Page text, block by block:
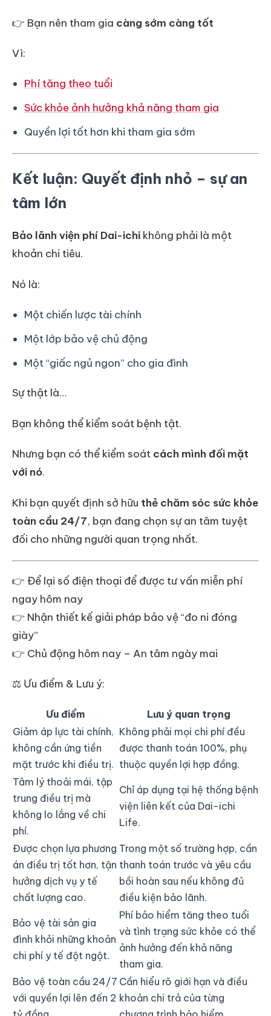
👉 Bạn nên tham gia càng sớm càng tốt
Vì:
Phí tăng theo tuổi
Sức khỏe ảnh hưởng khả năng tham gia
Quyền lợi tốt hơn khi tham gia sớm
Kết luận: Quyết định nhỏ – sự an
tâm lớn
Bảo lãnh viện phí Dai-ichi không phải là một
khoản chi tiêu.
Nó là:
Một chiến lược tài chính
Một lớp bảo vệ chủ động
Một “giấc ngủ ngon” cho gia đình
Sự thật là…
Bạn không thể kiểm soát bệnh tật.
Nhưng bạn có thể kiểm soát cách mình đối mặt
với nó.
Khi bạn quyết định sở hữu thẻ chăm sóc sức khỏe
toàn cầu 24/7, bạn đang chọn sự an tâm tuyệt
đối cho những người quan trọng nhất.
👉 Để lại số điện thoại để được tư vấn miễn phí
ngay hôm nay
👉 Nhận thiết kế giải pháp bảo vệ “đo ni đóng
giày”
👉 Chủ động hôm nay – An tâm ngày mai
⚖️ Ưu điểm & Lưu ý:
Ưu điểm
Lưu ý quan trọng
Giảm áp lực tài chính,
không cần ứng tiền
mặt trước khi điều trị.
Không phải mọi chi phí đều
được thanh toán 100%, phụ
thuộc quyền lợi hợp đồng.
Tâm lý thoải mái, tập
trung điều trị mà
không lo lắng về chi
phí.
Chỉ áp dụng tại hệ thống bệnh
viện liên kết của Dai-ichi
Life.
Được chọn lựa phương
án điều trị tốt hơn, tận
hưởng dịch vụ y tế
chất lượng cao.
Trong một số trường hợp, cần
thanh toán trước và yêu cầu
bồi hoàn sau nếu không đủ
điều kiện bảo lãnh.
Bảo vệ tài sản gia
đình khỏi những khoản
chi phí y tế đột ngột.
Phí bảo hiểm tăng theo tuổi
và tình trạng sức khỏe có thể
ảnh hưởng đến khả năng
tham gia.
Bảo vệ toàn cầu 24/7
với quyền lợi lên đến 2
Cần hiểu rõ giới hạn và điều
khoản chi trả của từng